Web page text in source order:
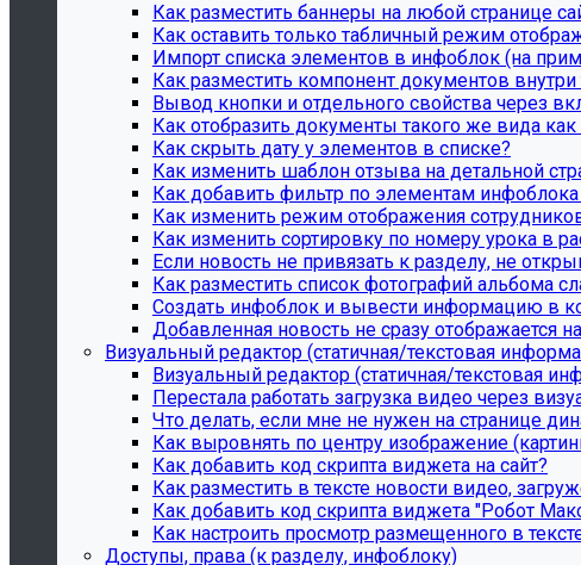
Как разместить баннеры на любой странице
Как оставить только табличный режим
Импорт списка элементов в инфоблок (на
Как разместить компонент документов внутри
Вывод кнопки и отдельного свойства через
Как отобразить документы такого же вида
Как скрыть дату у элементов в списке?
Как изменить шаблон отзыва на детальной
Как добавить фильтр по элементам инфоблока
Как изменить режим отображения
Как изменить сортировку по номеру урока в
Если новость не привязать к разделу, не
Как разместить список фотографий альбома
Создать инфоблок и вывести информацию в
Добавленная новость не сразу отображается
Визуальный редактор (статичная/текстовая
Визуальный редактор (статичная/текстовая
Перестала работать загрузка видео через
Что делать, если мне не нужен на странице
Как выровнять по центру изображение
Как добавить код скрипта виджета на сайт?
Как разместить в тексте новости видео,
Как добавить код скрипта виджета "Робот
Как настроить просмотр размещенного в
Доступы, права (к разделу, инфоблоку)